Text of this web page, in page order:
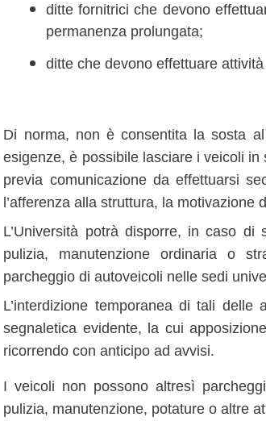
ditte fornitrici che devono
permanenza prolungata;
ditte che devono effettuare
Di norma, non è consentita la sosta
esigenze, è possibile lasciare i veicoli in
previa comunicazione da effettuarsi
l’afferenza alla struttura, la
L’Università potrà disporre, in caso
pulizia, manutenzione ordinaria o
parcheggio di autoveicoli nelle sedi
L’interdizione temporanea di tali
segnaletica evidente, la cui
ricorrendo con anticipo ad avvisi.
I veicoli non possono altresì
pulizia, manutenzione, potature o altre